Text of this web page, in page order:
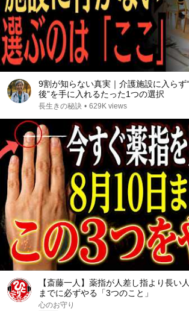
9割が知らない真実｜介護施設に入らず
後”を手に入れるたった1つの選択
長生きの秘訣 • 629K views
【斎藤一人】薬指が人差し指より長い
までに必ずやる「3つのこと」
心のお守り